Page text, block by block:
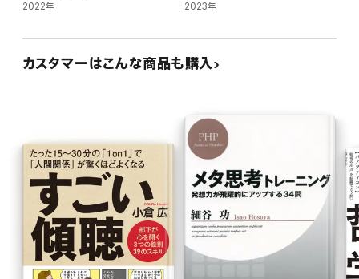
2022年 2023年
カスタマーはこんな商品も購入